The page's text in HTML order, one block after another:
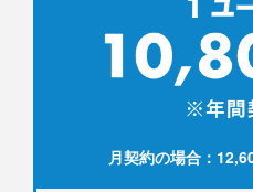
月契約の場合：